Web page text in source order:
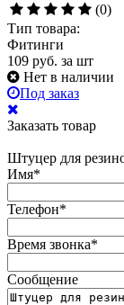
(0)
Тип товара:
Фитинги
109 руб. за шт
Нет в наличии
Под заказ
Заказать товар
Штуцер для
Имя*
Телефон*
Время звонка*
Сообщение